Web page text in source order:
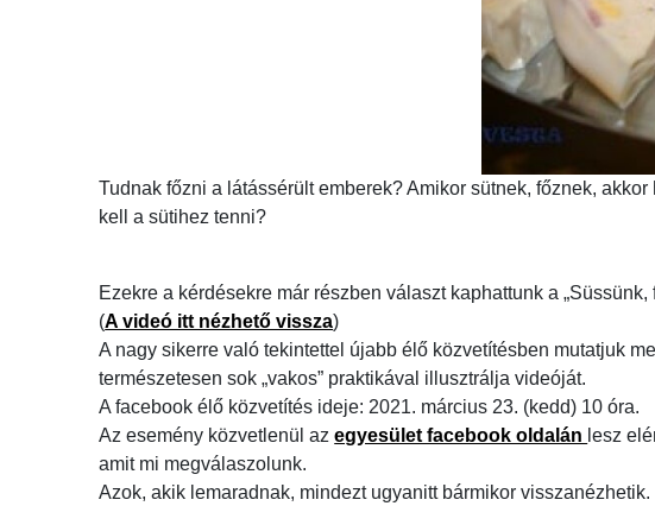
Tudnak főzni a látássérült emberek? Amikor sütnek, főznek,
kell a sütihez tenni?
Ezekre a kérdésekre már részben választ kaphattunk a
(A videó itt nézhető vissza)
A nagy sikerre való tekintettel újabb élő közvetítésben mutatjuk
természetesen sok „vakos” praktikával illusztrálja videóját.
A facebook élő közvetítés ideje: 2021. március 23. (kedd) 10 óra.
Az esemény közvetlenül azegyesület facebook oldalán lesz
amit mi megválaszolunk.
Azok, akik lemaradnak, mindezt ugyanitt bármikor visszanézhetik.